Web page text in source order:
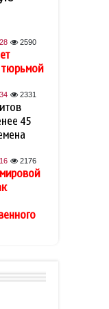
может
о
2590
тюрьмой
2331
45
2176
мировой